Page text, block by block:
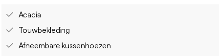
Acacia
Touwbekleding
Afneembare kussenhoezen